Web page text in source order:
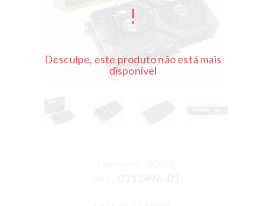
Desculpe, este produto não está mais
disponível
ASUS